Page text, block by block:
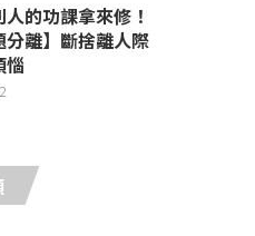
的功課拿來修！
分離】斷捨離人際
惱